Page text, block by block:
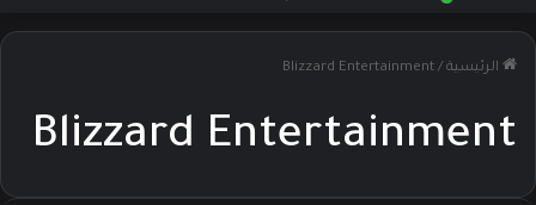
الرئيسية /
Blizzard Entertainment
Blizzard Entertainment